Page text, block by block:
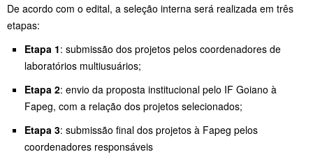
De acordo com o edital, a seleção interna será realizada em três
etapas:
Etapa 1: submissão dos projetos pelos coordenadores de
laboratórios multiusuários;
Etapa 2: envio da proposta institucional pelo IF Goiano à
Fapeg, com a relação dos projetos selecionados;
Etapa 3: submissão final dos projetos à Fapeg pelos
coordenadores responsáveis